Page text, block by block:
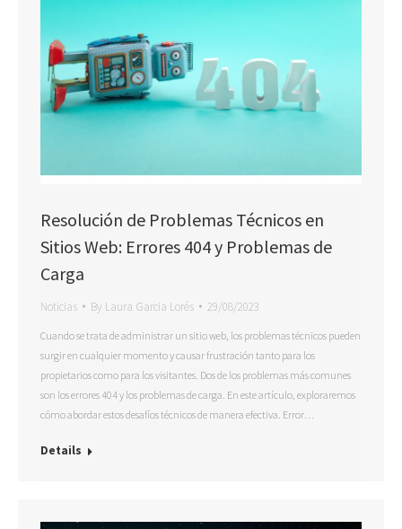
Resolución de Problemas Técnicos en
Sitios Web: Errores 404 y Problemas de
Carga
Noticias By Laura Garcia Lorés 29/08/2023
Cuando se trata de administrar un sitio web, los problemas técnicos pueden
surgir en cualquier momento y causar frustración tanto para los
propietarios como para los visitantes. Dos de los problemas más comunes
son los errores 404 y los problemas de carga. En este artículo, exploraremos
cómo abordar estos desafíos técnicos de manera efectiva. Error…
Details